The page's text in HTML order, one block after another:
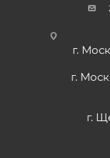
г.
г.
г.